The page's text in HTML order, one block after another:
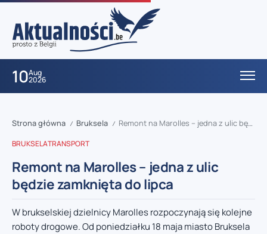
10Aug
2026
Strona główna / Bruksela / Remont na Marolles – jedna z ulic będzie zamknięta do lipca
BRUKSELATRANSPORT
Remont na Marolles – jedna z ulic
będzie zamknięta do lipca
W brukselskiej dzielnicy Marolles rozpoczynają się kolejne
roboty drogowe. Od poniedziałku 18 maja miasto Bruksela